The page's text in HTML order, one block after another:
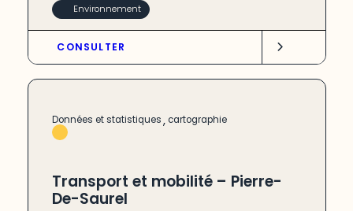
Environnement
CONSULTER
Données et statistiques, cartographie
Transport et mobilité – Pierre-
De-Saurel